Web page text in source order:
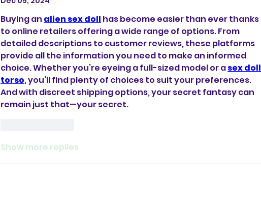
Buying an alien sex doll has become easier than ever thanks
to online retailers offering a wide range of options. From
detailed descriptions to customer reviews, these platforms
provide all the information you need to make an informed
choice. Whether you’re eyeing a full-sized model or a sex doll
torso, you’ll find plenty of choices to suit your preferences.
And with discreet shipping options, your secret fantasy can
remain just that—your secret.
Show more replies